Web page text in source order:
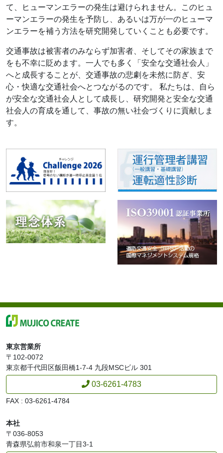
2024年4月2日
プレスリリース（翠明荘（旧高谷家別邸）の譲渡に
ついて）
2024年2月8日
令和６年能登半島地震 罹災者支援制度について
2023年7月26日
プレスリリース（テールゲートリフター特別教育 講
習の開始について）
2023年
お問い合わせ・資料請求の一時的な利用制限につい
て
4月11日
プレスリリース（ドローン操縦国家ライセンス 講習
の開始について）
2023年4月6日
罹災者支援制度終了のお知らせ
新型コロナウイルス感染者の公表について
2022年6月23日
３市の停止率 調査結果）
2022年6月15日
プレスリリース（新 CM 放映のお知らせ）
2022年3月30日
クラウド」を活用した新たな交通安全講習プログラ
ム等の提供について）
て、ヒューマンエラーの発生は避けられません。このヒュ
ーマンエラーの発生を予防し、あるいは万が一のヒューマ
ンエラーを補う方法を研究開発していくことも必要です。
交通事故は被害者のみならず加害者、そしてその家族まで
をも不幸に貶めます。一人でも多く「安全な交通社会人」
へと成長することが、交通事故の悲劇を未然に防ぎ、安
心・快適な交通社会へとつながるのです。 私たちは、自ら
が安全な交通社会人として成長し、研究開発と安全な交通
社会人の育成を通して、事故の無い社会づくりに貢献しま
す。
東京営業所
〒102-0072
東京都千代田区飯田橋1-7-4 九段MSCビル 301
03-6261-4783
FAX : 03-6261-4784
本社
〒036-8053
青森県弘前市和泉一丁目3-1